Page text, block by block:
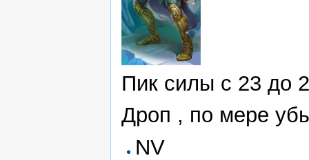
Пик силы с 23 до
Дроп , по мере
NV